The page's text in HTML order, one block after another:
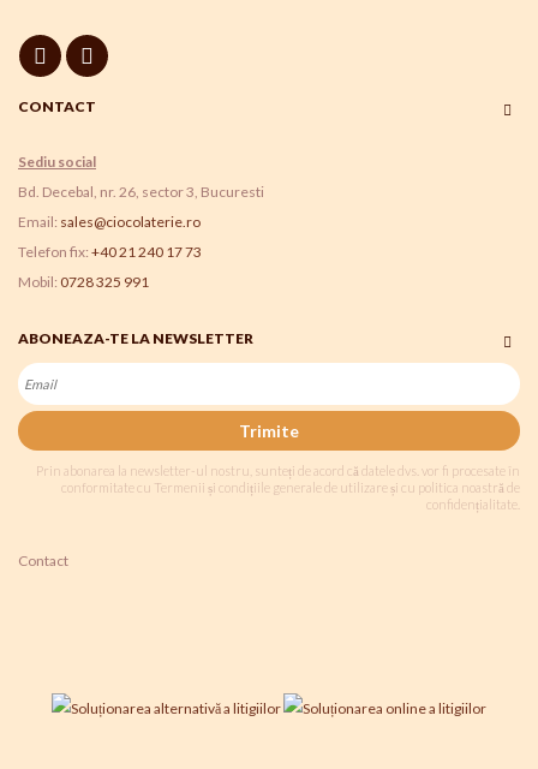
CONTACT
Sediu social
Bd. Decebal, nr. 26, sector 3, Bucuresti
Email: sales@ciocolaterie.ro
Telefon fix: +40 21 240 17 73
Mobil: 0728 325 991
ABONEAZA-TE LA NEWSLETTER
Trimite
Prin abonarea la newsletter-ul nostru, sunteți de acord că datele dvs. vor fi procesate în
conformitate cu Termenii și condițiile generale de utilizare și cu politica noastră de
confidențialitate.
Contact